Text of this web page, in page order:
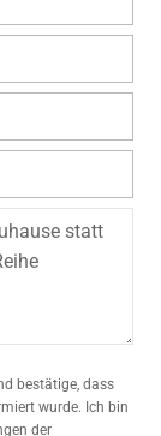
bestätige, dass
wurde. Ich bin
der